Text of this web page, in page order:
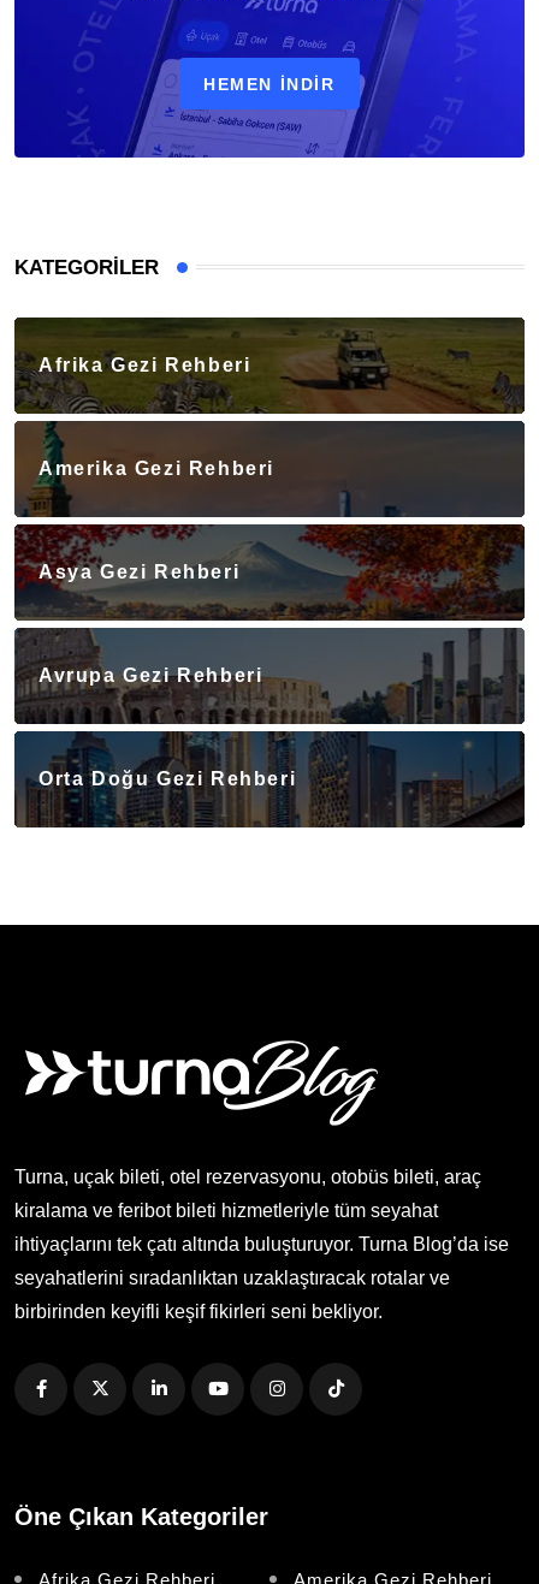
HEMEN İNDIR
KATEGORILER
Afrika Gezi Rehberi
Amerika Gezi Rehberi
Asya Gezi Rehberi
Avrupa Gezi Rehberi
Orta Doğu Gezi Rehberi
Turna, uçak bileti, otel rezervasyonu, otobüs bileti, araç
kiralama ve feribot bileti hizmetleriyle tüm seyahat
ihtiyaçlarını tek çatı altında buluşturuyor. Turna Blog’da ise
seyahatlerini sıradanlıktan uzaklaştıracak rotalar ve
birbirinden keyifli keşif fikirleri seni bekliyor.
Öne Çıkan Kategoriler
Afrika Gezi Rehberi Amerika Gezi Rehberi